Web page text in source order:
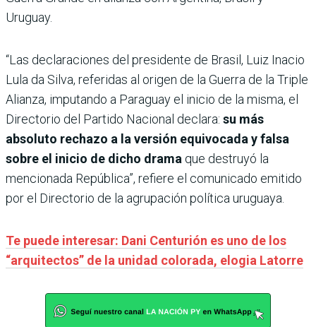
Uruguay.
“Las declaraciones del presidente de Brasil, Luiz Inacio
Lula da Silva, referidas al origen de la Guerra de la Triple
Alianza, imputando a Paraguay el inicio de la misma, el
Directorio del Partido Nacional declara: su más
absoluto rechazo a la versión equivocada y falsa
sobre el inicio de dicho drama que destruyó la
mencionada República”, refiere el comunicado emitido
por el Directorio de la agrupación política uruguaya.
Te puede interesar: Dani Centurión es uno de los
“arquitectos” de la unidad colorada, elogia Latorre